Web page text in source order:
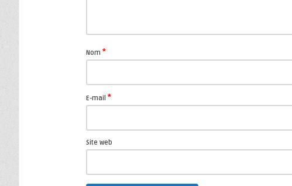
Nom *
E-mail *
Site web